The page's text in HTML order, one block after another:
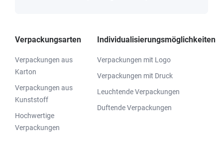
Verpackungsarten
Verpackungen aus
Karton
Verpackungen aus
Kunststoff
Hochwertige
Verpackungen
Individualisierungsmöglichkeiten
Verpackungen mit Logo
Verpackungen mit Druck
Leuchtende Verpackungen
Duftende Verpackungen